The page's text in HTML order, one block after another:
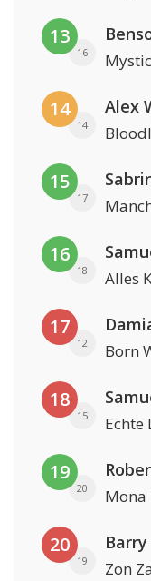
13
16
14
14
Alex
15
17
16
18 Alles
17
12 Born
18
15 Echte
19
20 Mona
20
19 Zon